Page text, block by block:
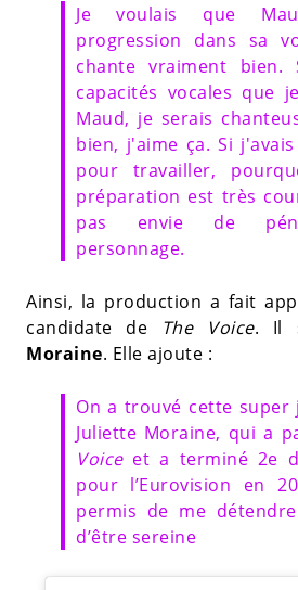
Je voulais que
progression dans sa
chante vraiment bien.
capacités vocales que
Maud, je serais
bien, j'aime ça. Si
pour travailler,
préparation est très
pas envie de
personnage.
Ainsi, la production a fait
candidate de The Voice. Il
Moraine. Elle ajoute :
On a trouvé cette super
Juliette Moraine, qui a
Voiceet a terminé 2e
pour l’Eurovision en
permis de me
d’être sereine